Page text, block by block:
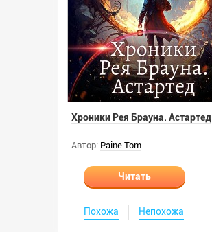
Хроники Рея Брауна. Астартед
Автор: Paine Tom
Читать
Похожа Непохожа